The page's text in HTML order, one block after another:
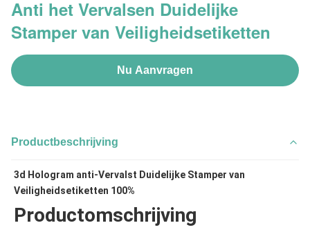
Anti het Vervalsen Duidelijke
Stamper van Veiligheidsetiketten
Nu Aanvragen
Productbeschrijving
3d Hologram anti-Vervalst Duidelijke Stamper van
Veiligheidsetiketten 100%
Productomschrijving